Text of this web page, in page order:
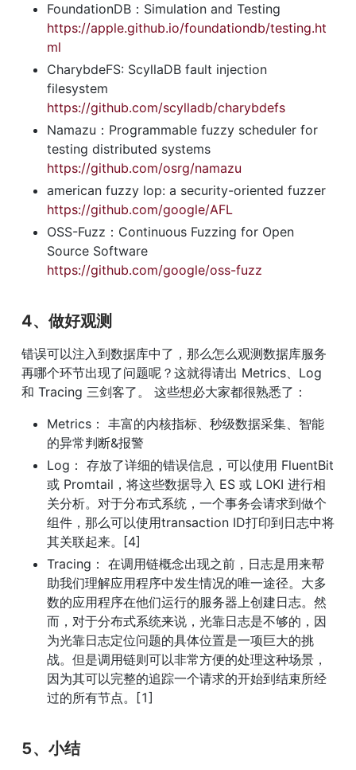
FoundationDB：Simulation and Testing
https://apple.github.io/foundationdb/testing.ht
ml
CharybdeFS: ScyllaDB fault injection
filesystem
https://github.com/scylladb/charybdefs
Namazu：Programmable fuzzy scheduler for
testing distributed systems
https://github.com/osrg/namazu
american fuzzy lop: a security-oriented fuzzer
https://github.com/google/AFL
OSS-Fuzz：Continuous Fuzzing for Open
Source Software
https://github.com/google/oss-fuzz
4、做好观测
错误可以注入到数据库中了，那么怎么观测数据库服务
再哪个环节出现了问题呢？这就得请出 Metrics、Log
和 Tracing 三剑客了。 这些想必大家都很熟悉了：
Metrics： 丰富的内核指标、秒级数据采集、智能
的异常判断&报警
Log： 存放了详细的错误信息，可以使用 FluentBit
或 Promtail，将这些数据导入 ES 或 LOKI 进行相
关分析。对于分布式系统，一个事务会请求到做个
组件，那么可以使用transaction ID打印到日志中将
其关联起来。[4]
Tracing： 在调用链概念出现之前，日志是用来帮
助我们理解应用程序中发生情况的唯一途径。大多
数的应用程序在他们运行的服务器上创建日志。然
而，对于分布式系统来说，光靠日志是不够的，因
为光靠日志定位问题的具体位置是一项巨大的挑
战。但是调用链则可以非常方便的处理这种场景，
因为其可以完整的追踪一个请求的开始到结束所经
过的所有节点。[1]
5、小结